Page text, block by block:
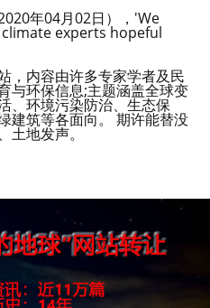
年04月02日），'We
experts hopeful
，内容由许多专家学者及民
与环保信息;主题涵盖全球变
、环境污染防治、生态保
建筑等各面向。 期许能替没
土地发声。